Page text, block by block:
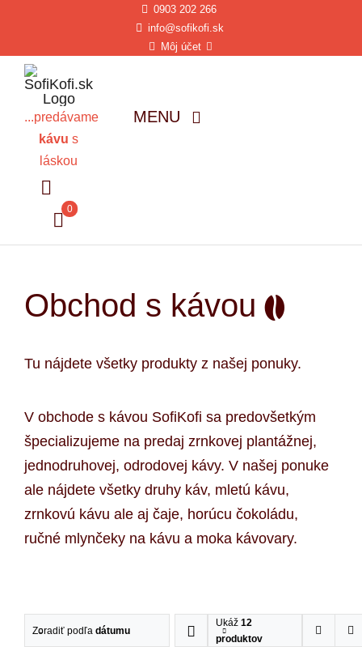
content
0903 202 266
info@sofikofi.sk
Môj účet
...predávame
kávu s
láskou
MENU
Čaj
Čokoláda
0
Obchod s kávou
Tu nájdete všetky produkty z našej ponuky.
V obchode s kávou SofiKofi sa predovšetkým
špecializujeme na predaj zrnkovej plantážnej,
jednodruhovej, odrodovej kávy. V našej ponuke
ale nájdete všetky druhy káv, mletú kávu,
zrnkovú kávu ale aj čaje, horúcu čokoládu,
ručné mlynčeky na kávu a moka kávovary.
Zoradiť podľa dátumu
Ukáž 12
produktov